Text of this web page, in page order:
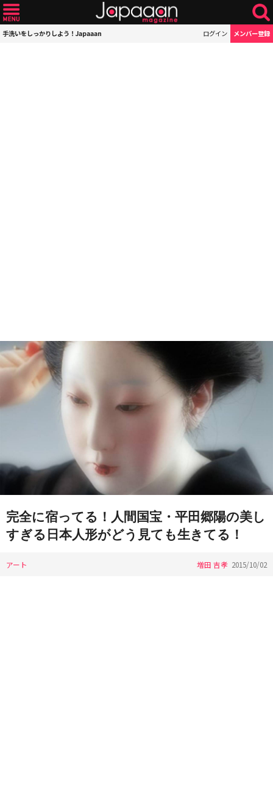
手洗いをしっかりしよう！Japaaan ログイン メンバー登録
完全に宿ってる！人間国宝・平田郷陽の美し
すぎる日本人形がどう見ても生きてる！
アート 増田 吉孝 2015/10/02